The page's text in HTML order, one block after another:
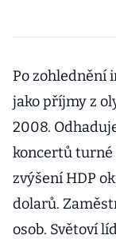
Po zohlednění
jako příjmy z
2008.
koncertů turné
zvýšení HDP
dolarů.
osob. Světoví